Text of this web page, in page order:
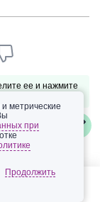
ее и нажмите
метрические
при